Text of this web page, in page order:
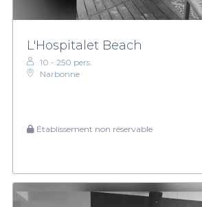
L'Hospitalet Beach
10 - 250 pers.
Narbonne
Établissement non réservable